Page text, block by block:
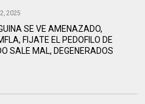
2025
SE VE AMENAZADO,
FIJATE EL PEDOFILO DE
SALE MAL, DEGENERADOS